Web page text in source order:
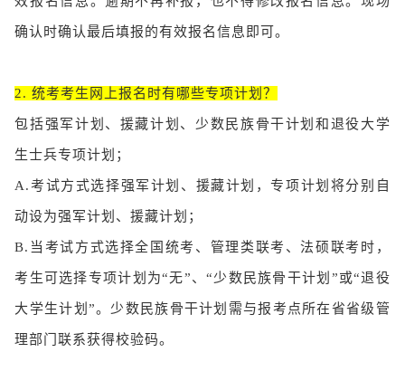
确认时确认最后填报的有效报名信息即可。
2. 统考考生网上报名时有哪些专项计划？
包括强军计划、援藏计划、少数民族骨干计划和退役大学
生士兵专项计划；
A.考试方式选择强军计划、援藏计划，专项计划将分别自
动设为强军计划、援藏计划；
B.当考试方式选择全国统考、管理类联考、法硕联考时，
考生可选择专项计划为“无”、“少数民族骨干计划”或“退役
大学生计划”。少数民族骨干计划需与报考点所在省省级管
理部门联系获得校验码。